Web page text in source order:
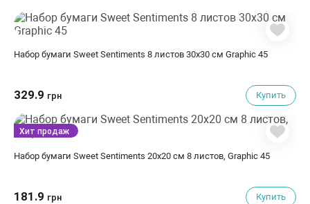
Набор бумаги Sweet Sentiments 8 листов 30х30 см Graphic 45
329.9 грн Купить
Набор бумаги Sweet Sentiments 20х20 см 8 листов, Graphic 45
181.9 грн Купить
Хит продаж